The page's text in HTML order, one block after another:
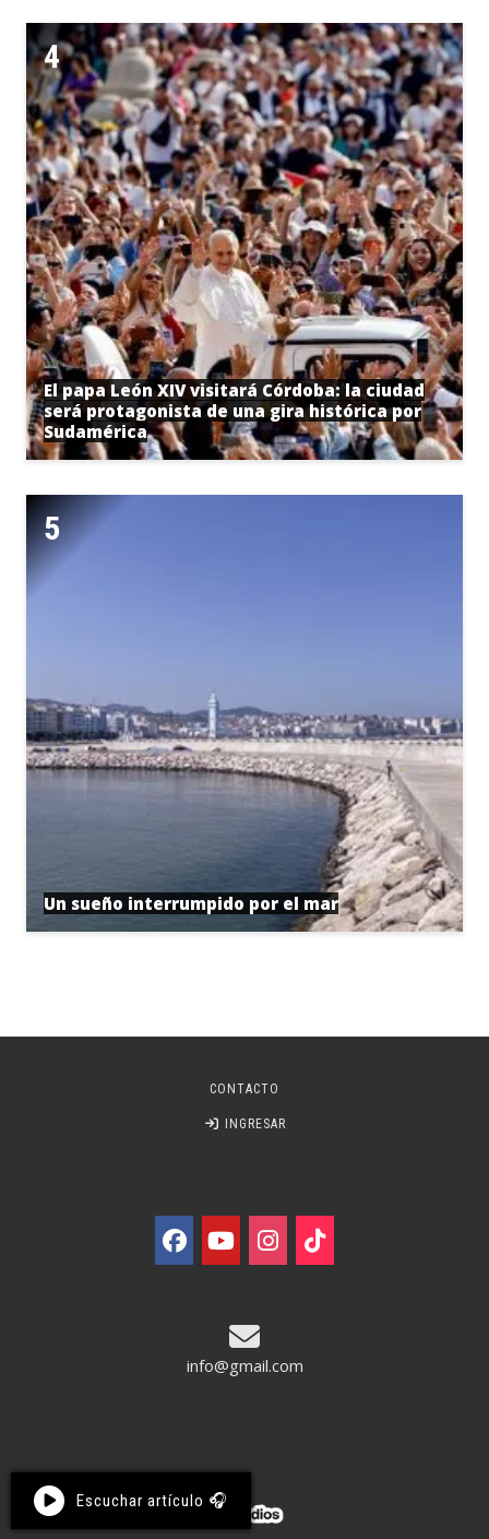
El papa León XIV visitará Córdoba: la ciudad
será protagonista de una gira histórica por
Sudamérica
Un sueño interrumpido por el mar
CONTACTO
INGRESAR
info@gmail.com
Escuchar artículo 🎧